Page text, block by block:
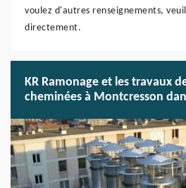
voulez d'autres renseignements,
directement.
KR Ramonage et les travaux
cheminées à Montcresson